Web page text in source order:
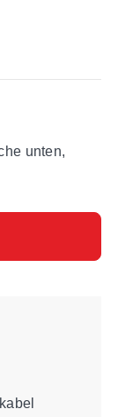
unten,